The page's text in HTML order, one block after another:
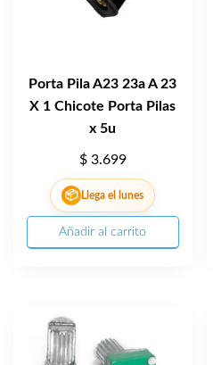
Porta Pila A23 23a A 23
X 1 Chicote Porta Pilas
x 5u
$3.699
📦 Llega el lunes
Añadir al carrito